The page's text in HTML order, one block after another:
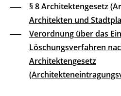
§ 8 Architektengesetz
Architekten und
Verordnung über das
Löschungsverfahren
Architektengesetz